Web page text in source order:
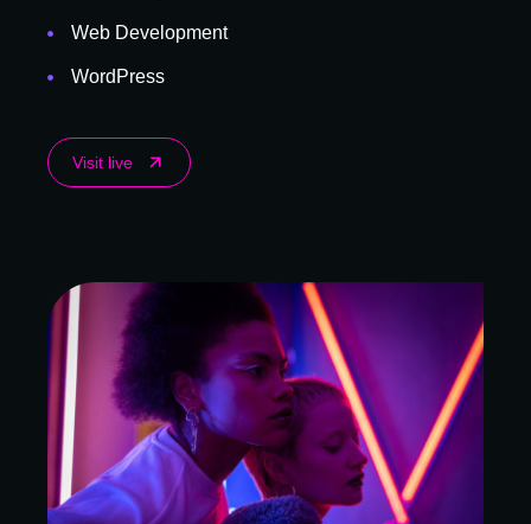
Web Development
WordPress
Visit live